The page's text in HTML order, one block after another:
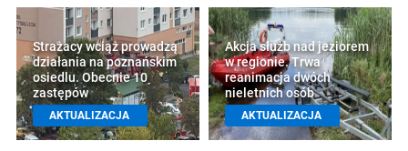
Strażacy wciąż prowadzą
działania na poznańskim
osiedlu. Obecnie 10
zastępów
AKTUALIZACJA
Akcja służb nad jeziorem
w regionie. Trwa
reanimacja dwóch
nieletnich osób
AKTUALIZACJA